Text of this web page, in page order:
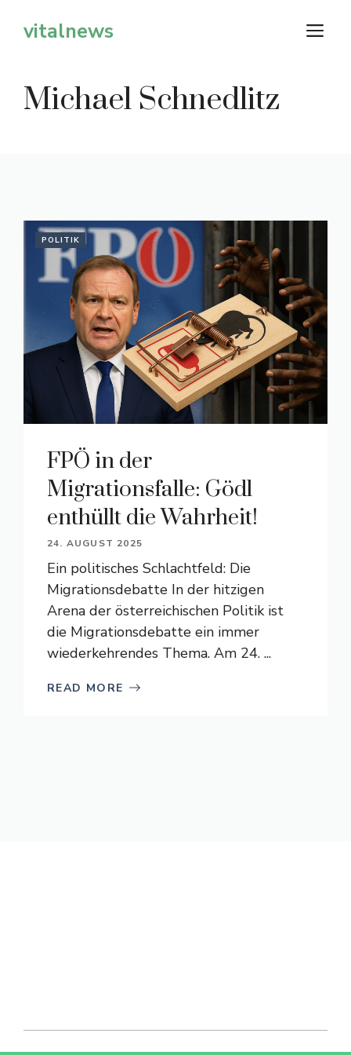
Inhaltvitalnews
Michael Schnedlitz
POLITIK
FPÖ in der
Migrationsfalle: Gödl
enthüllt die Wahrheit!
24. AUGUST 2025
Ein politisches Schlachtfeld: Die
Migrationsdebatte In der hitzigen
Arena der österreichischen Politik ist
die Migrationsdebatte ein immer
wiederkehrendes Thema. Am 24. ...
READ MORE